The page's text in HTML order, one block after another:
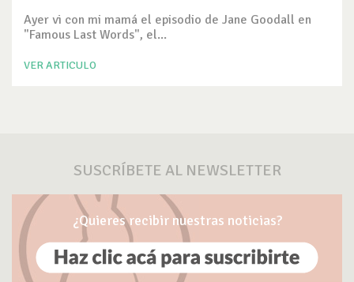
Ayer vi con mi mamá el episodio de Jane Goodall en
"Famous Last Words", el...
VER ARTICULO
SUSCRÍBETE AL NEWSLETTER
¿Quieres recibir nuestras noticias?